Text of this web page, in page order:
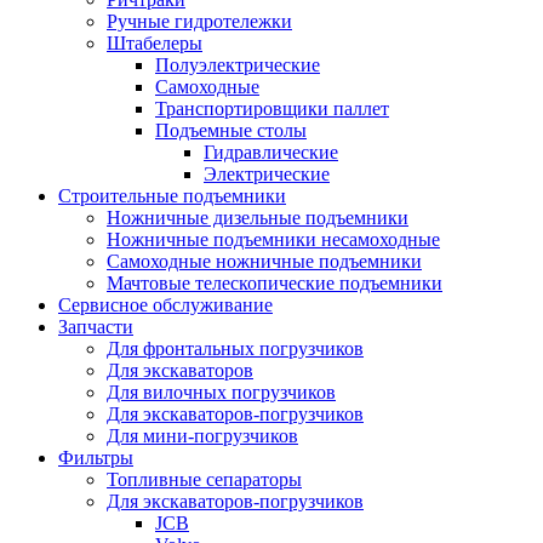
Ручные гидротележки
Штабелеры
Полуэлектрические
Самоходные
Транспортировщики паллет
Подъемные столы
Гидравлические
Электрические
Строительные подъемники
Ножничные дизельные подъемники
Ножничные подъемники несамоходные
Самоходные ножничные подъемники
Мачтовые телескопические подъемники
Сервисное обслуживание
Запчасти
Для фронтальных погрузчиков
Для экскаваторов
Для вилочных погрузчиков
Для экскаваторов-погрузчиков
Для мини-погрузчиков
Фильтры
Топливные сепараторы
Для экскаваторов-погрузчиков
JCB